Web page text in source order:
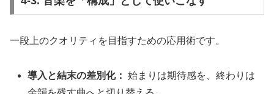
一段上のクオリティを目指すための応用術です。
導入と結末の差別化： 始まりは期待感を、終わりは